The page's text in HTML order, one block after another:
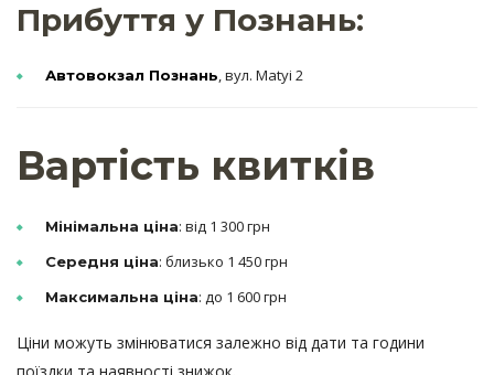
Прибуття у Познань:
Автовокзал Познань, вул. Matyi 2
Вартість квитків
Мінімальна ціна: від 1 300 грн
Середня ціна: близько 1 450 грн
Максимальна ціна: до 1 600 грн
Ціни можуть змінюватися залежно від дати та години